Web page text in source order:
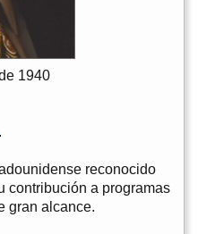
1940
.
reconocido
contribución a programas
gran alcance.